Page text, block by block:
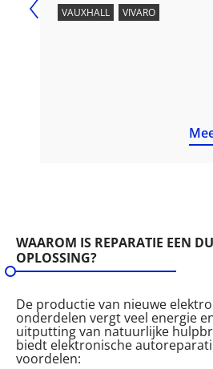
VAUXHALL
VIVARO
WAAROM IS REPARATIE EEN
OPLOSSING?
De productie van nieuwe
onderdelen vergt veel energie
uitputting van natuurlijke
biedt elektronische
voordelen: